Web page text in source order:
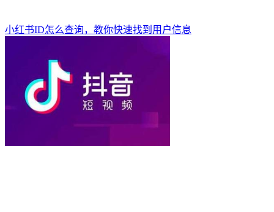
小红书ID怎么查询，教你快速找到用户信息